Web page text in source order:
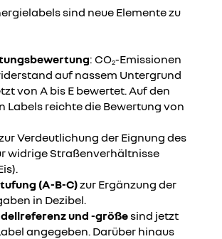
sind neue Elemente zu
: CO2-Emissionen
auf nassem Untergrund
von A bis E bewertet. Auf den
Labels reichte die Bewertung von
Verdeutlichung der Eignung des
widrige Straßenverhältnisse
(A-B-C)zur Ergänzung der
in Dezibel.
und -größesind jetzt
angegeben. Darüber hinaus